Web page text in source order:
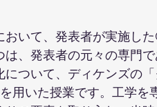
いて、発表者が実施し
、発表者の元々の専門
ついて、ディケンズの「
用いた授業です。工学を